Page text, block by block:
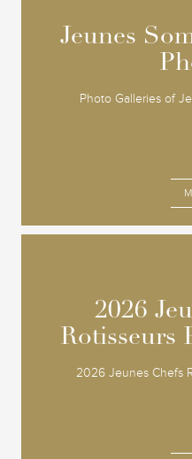
Jeunes
Photo Galleries of
Jeunes
2026
Rotisseurs
2026 Jeunes Chefs
2026
Rotisseurs